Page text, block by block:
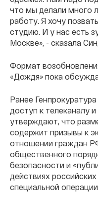
что мы делали много
работу. Я хочу
студию. И у нас есть
Москве», - сказала
Формат
«Дождя» пока
Ранее Генпрокуратура
доступ к телеканалу
утверждают, что
содержит призывы к
отношении граждан
общественного
безопасности и
действиях
специальной